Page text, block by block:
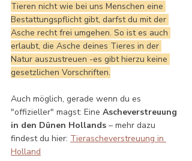
Tieren nicht wie bei uns Menschen eine
Bestattungspflicht gibt, darfst du mit der
Asche recht frei umgehen. So ist es auch
erlaubt, die Asche deines Tieres in der
Natur auszustreuen -es gibt hierzu keine
gesetzlichen Vorschriften.
Auch möglich, gerade wenn du es
"offizieller" magst: Eine Ascheverstreuung
in den Dünen Hollands – mehr dazu
findest du hier: Tierascheverstreuung in
Holland